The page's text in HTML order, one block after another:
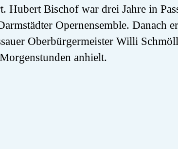
Hubert Bischof war drei Jahre in
Opernensemble. Danach
Oberbürgermeister Willi
anhielt.